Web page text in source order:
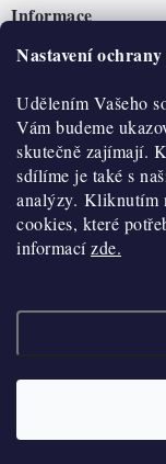
Nastavení
Udělením Vašeho
Vám budeme
skutečně zajímají.
sdílíme je také s
analýzy. Kliknutím
cookies, které
informacízde.
pInformace
Nepřevzetí zásilky na
Obchodní podmínky
Hodnocení obchodu
Blog
Moje objednávka
O nás
Historie
Kontakty
O nákupu
Reklamace a vratky
Výdejní místa
Velkoobchod
Doprava a platba